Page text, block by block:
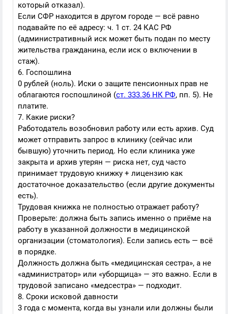
который отказал).
Если СФР находится в другом городе — всё равно
подавайте по её адресу: ч. 1 ст. 24 КАС РФ
(административный иск может быть подан по месту
жительства гражданина, если иск о включении в
стаж).
6. Госпошлина
0 рублей (ноль). Иски о защите пенсионных прав не
облагаются госпошлиной (ст. 333.36 НК РФ, пп. 5). Не
платите.
7. Какие риски?
Работодатель возобновил работу или есть архив. Суд
может отправить запрос в клинику (сейчас или
бывшую) уточнить период. Но если клиника уже
закрыта и архив утерян — риска нет, суд часто
принимает трудовую книжку + лицензию как
достаточное доказательство (если другие документы
есть).
Трудовая книжка не полностью отражает работу?
Проверьте: должна быть запись именно о приёме на
работу в указанной должности в медицинской
организации (стоматология). Если запись есть — всё
в порядке.
Должность должна быть «медицинская сестра», а не
«администратор» или «уборщица» — это важно. Если в
трудовой записано «медсестра» — подходит.
8. Сроки исковой давности
3 года с момента, когда вы узнали или должны были